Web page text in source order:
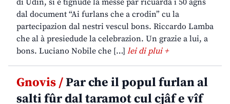
di Udin, si è tignude la messe par ricuardâ i 50 agns
dal document “Ai furlans che a crodin” cu la
partecipazion dal nestri vescul bons. Riccardo Lamba
che al à presiedude la celebrazion. Un grazie a lui, a
bons. Luciano Nobile che […] lei di plui +
Gnovis /Par che il popul furlan al
salti fûr dal taramot cul cjâf e vîf